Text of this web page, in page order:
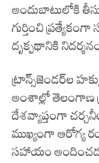
అందుబాటులోకి
గుర్తించి
దృక్పథానికి
ట్రాన్స్‌జెండర్‌ల
అంశాల్లో తెలంగాణ
దేశవ్యాప్తంగా
ముఖ్యంగా ఆరోగ్య
సహాయం